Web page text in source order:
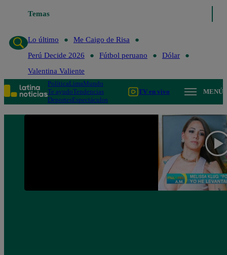
Temas
Lo último
Me Caigo de Risa
Perú Decide 2026
Fútbol peruano
Dólar
Valentina Valiente
PolíticaLimaMundo
Te ayudoTendencias
DeportesEspectáculos
TV en vivo MENÚ